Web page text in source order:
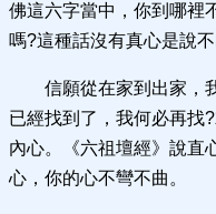
佛這六字當中，你到哪裡
嗎?這種話沒有真心是說
信願從在家到出家，
已經找到了，我何必再找
內心。《六祖壇經》說直
心，你的心不彎不曲。